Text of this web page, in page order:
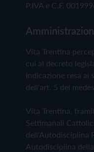
P.IVA e C.F.
Vita Trentina
cui al decreto
Indicazione resa ai
dell'art. 5 del
Vita Trentina,
Settimanali
dell'Autodisciplina
Autodisciplina